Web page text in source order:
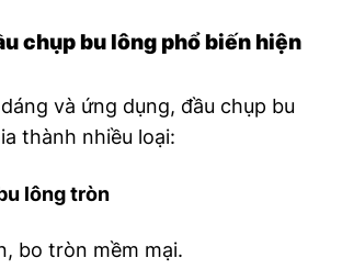
chụp bu lông phổ biến hiện
và ứng dụng, đầu chụp bu
thành nhiều loại:
lông tròn
bo tròn mềm mại.